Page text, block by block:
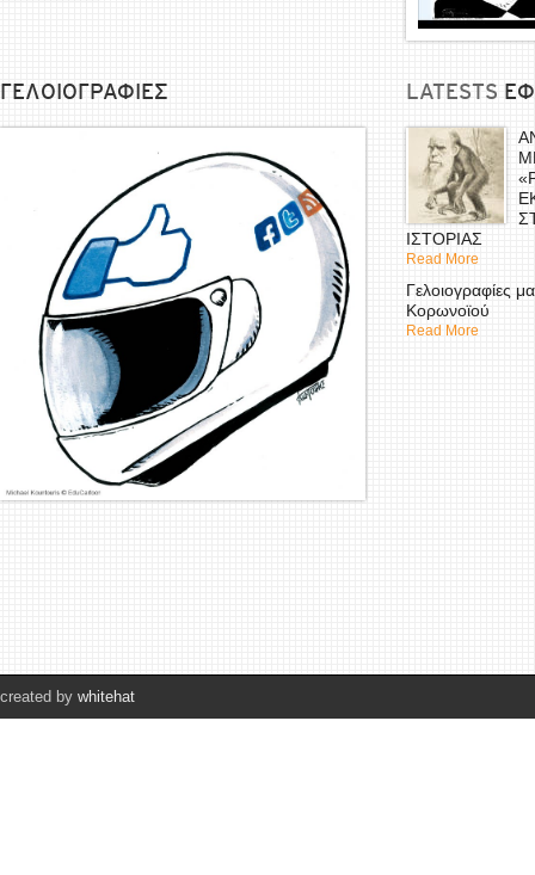
ΓΕΛΟΙΟΓΡΑΦΙΕΣ LATESTS
ΙΣΤΟΡΙΑΣ
Read More
Γελοιογραφίες
Κορωνοϊού
Read More
created by whitehat